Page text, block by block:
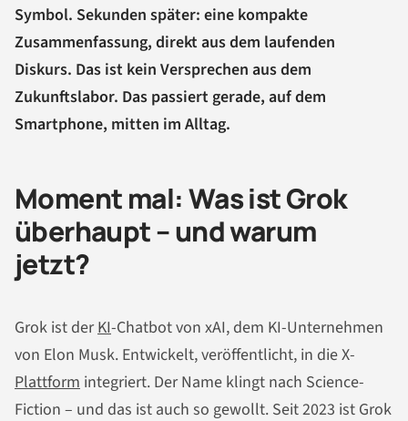
Symbol. Sekunden später: eine kompakte
Zusammenfassung, direkt aus dem laufenden
Diskurs. Das ist kein Versprechen aus dem
Zukunftslabor. Das passiert gerade, auf dem
Smartphone, mitten im Alltag.
Moment mal: Was ist Grok
überhaupt – und warum
jetzt?
Grok ist derKI-Chatbot von xAI, dem KI-Unternehmen
von Elon Musk. Entwickelt, veröffentlicht, in die X-
Plattform integriert. Der Name klingt nach Science-
Fiction – und das ist auch so gewollt. Seit 2023 ist Grok